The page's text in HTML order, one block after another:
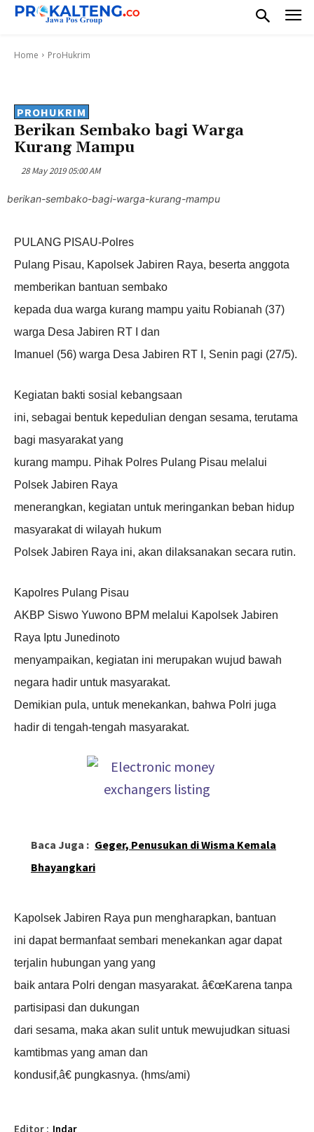
Home ProHukrim
PROHUKRIM
Berikan Sembako bagi Warga
Kurang Mampu
28 May 2019 05:00 AM
berikan-sembako-bagi-warga-kurang-mampu
PULANG PISAU-Polres
Pulang Pisau, Kapolsek Jabiren Raya, beserta anggota
memberikan bantuan sembako
kepada dua warga kurang mampu yaitu Robianah (37)
warga Desa Jabiren RT I dan
Imanuel (56) warga Desa Jabiren RT I, Senin pagi (27/5).
Kegiatan bakti sosial kebangsaan
ini, sebagai bentuk kepedulian dengan sesama, terutama
bagi masyarakat yang
kurang mampu. Pihak Polres Pulang Pisau melalui
Polsek Jabiren Raya
menerangkan, kegiatan untuk meringankan beban hidup
masyarakat di wilayah hukum
Polsek Jabiren Raya ini, akan dilaksanakan secara rutin.
Kapolres Pulang Pisau
AKBP Siswo Yuwono BPM melalui Kapolsek Jabiren
Raya Iptu Junedinoto
menyampaikan, kegiatan ini merupakan wujud bawah
negara hadir untuk masyarakat.
Demikian pula, untuk menekankan, bahwa Polri juga
hadir di tengah-tengah masyarakat.
Baca Juga : Geger, Penusukan di Wisma Kemala
Bhayangkari
Kapolsek Jabiren Raya pun mengharapkan, bantuan
ini dapat bermanfaat sembari menekankan agar dapat
terjalin hubungan yang yang
baik antara Polri dengan masyarakat. â€œKarena tanpa
partisipasi dan dukungan
dari sesama, maka akan sulit untuk mewujudkan situasi
kamtibmas yang aman dan
kondusif,â€ pungkasnya. (hms/ami)
Editor : Indar